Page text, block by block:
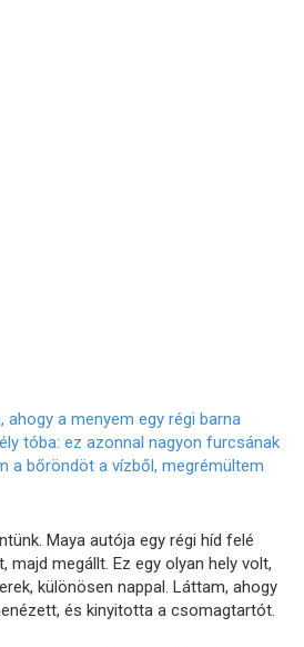
Maya autója egy régi híd felé
majd megállt. Ez egy olyan hely volt,
különösen nappal. Láttam, ahogy
és kinyitotta a csomagtartót.